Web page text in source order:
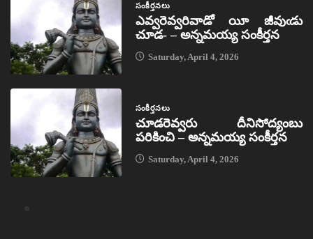
సంకీర్తనలు
ఎవ్వరెవ్వరివాడో యీ జీవుఁడు
చూడ- – అన్నమయ్య సంకీర్తన
Saturday, April 4, 2026
సంకీర్తనలు
చూడరెవ్వరు దీనిసోద్యంబు
పరికించి – అన్నమయ్య సంకీర్తన
Saturday, April 4, 2026